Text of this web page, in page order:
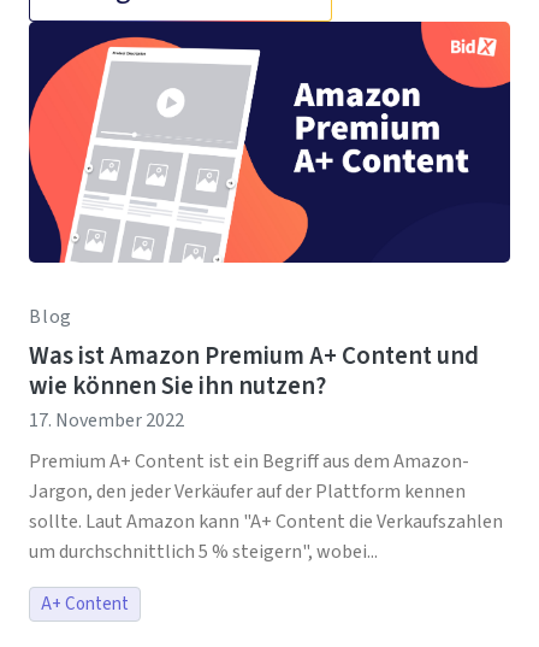
Blog
Was ist Amazon Premium A+ Content und
wie können Sie ihn nutzen?
17. November 2022
Premium A+ Content ist ein Begriff aus dem Amazon-
Jargon, den jeder Verkäufer auf der Plattform kennen
sollte. Laut Amazon kann "A+ Content die Verkaufszahlen
um durchschnittlich 5 % steigern", wobei...
A+ Content